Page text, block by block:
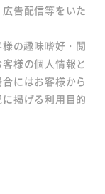
告配信等をいた
の趣味嗜好・閲
様の個人情報と
にはお客様から
掲げる利用目的